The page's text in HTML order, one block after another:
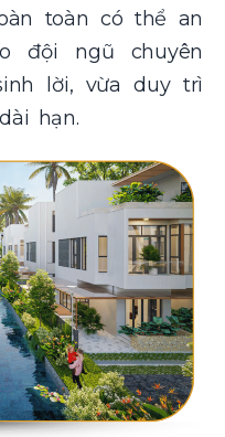
toàn có thể an
đội ngũ chuyên
lời, vừa duy trì
hạn.